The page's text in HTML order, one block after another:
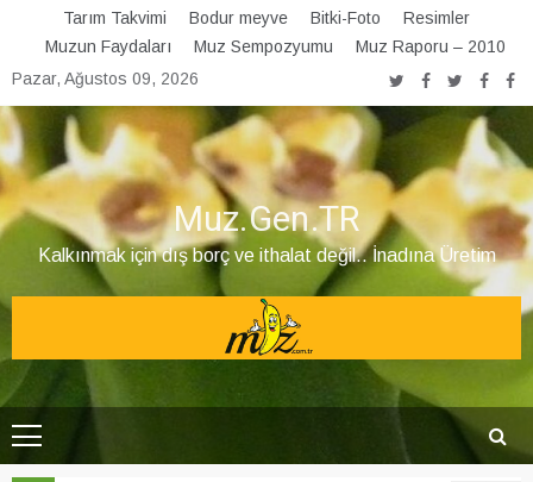
content
Tarım Takvimi Bodur meyve Bitki-Foto
Resimler
Muzun Faydaları
Muz Sempozyumu
Muz Raporu – 2010
Pazar, Ağustos 09, 2026
Muz.Gen.TR
Kalkınmak için dış borç ve ithalat değil.. İnadına Üretim